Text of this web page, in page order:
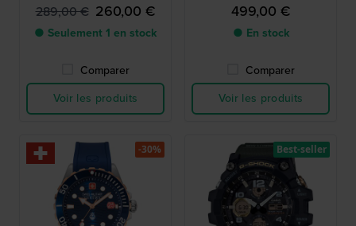
289,00 € 260,00 €
● Seulement 1 en stock
Comparer
Voir les produits
499,00 €
● En stock
Comparer
Voir les produits
-30% Best-seller